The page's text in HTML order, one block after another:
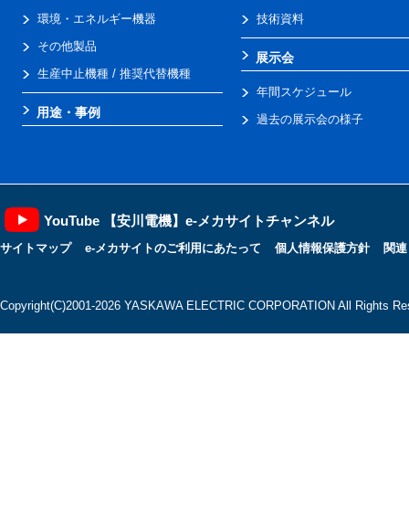
環境・エネルギー機器
その他製品
生産中止機種 / 推奨代替機種
用途・事例
技術資料
展示会
年間スケジュール
過去の展示会の様子
YouTube 【安川電機】e-メカサイトチャンネル
サイトマップ e-メカサイトのご利用にあたって 個人情報保護方針 関
Copyright(C)2001‐2026 YASKAWA ELECTRIC CORPORATION All Rights